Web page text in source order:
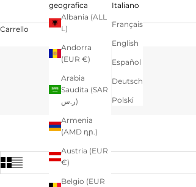
geografica
Albania (ALL
L)
Andorra
(EUR €)
Arabia
Saudita (SAR
ر.س)
Armenia
(AMD դր.)
Austria (EUR
€)
Belgio (EUR
Italiano
Français
English
Español
Deutsch
Polski
Carrello